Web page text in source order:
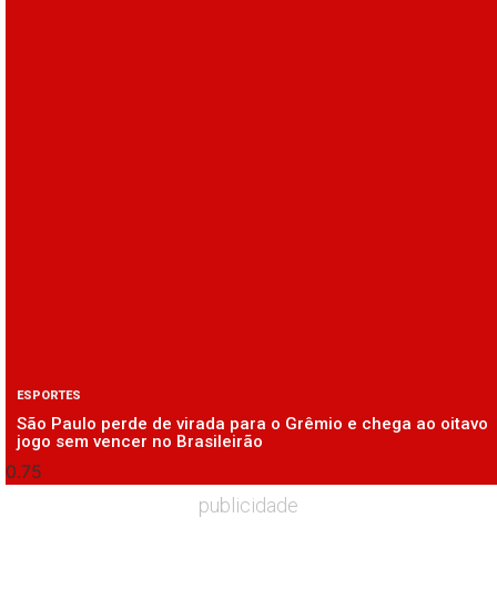
ESPORTES
São Paulo perde de virada para o Grêmio e chega ao oitavo
jogo sem vencer no Brasileirão
publicidade